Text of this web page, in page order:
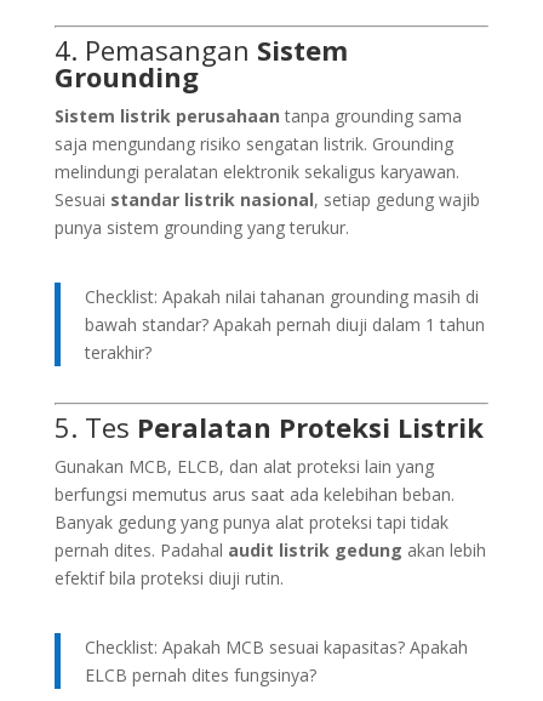
4. Pemasangan Sistem
Grounding
Sistem listrik perusahaan tanpa grounding sama
saja mengundang risiko sengatan listrik. Grounding
melindungi peralatan elektronik sekaligus karyawan.
Sesuai standar listrik nasional, setiap gedung wajib
punya sistem grounding yang terukur.
Checklist: Apakah nilai tahanan grounding masih di
bawah standar? Apakah pernah diuji dalam 1 tahun
terakhir?
5. Tes Peralatan Proteksi Listrik
Gunakan MCB, ELCB, dan alat proteksi lain yang
berfungsi memutus arus saat ada kelebihan beban.
Banyak gedung yang punya alat proteksi tapi tidak
pernah dites. Padahal audit listrik gedung akan lebih
efektif bila proteksi diuji rutin.
Checklist: Apakah MCB sesuai kapasitas? Apakah
ELCB pernah dites fungsinya?